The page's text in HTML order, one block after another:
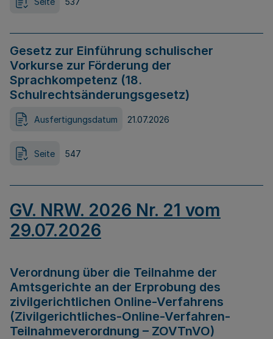
Gesetz zur Einführung schulischer
Vorkurse zur Förderung der
Sprachkompetenz (18.
Schulrechtsänderungsgesetz)
Ausfertigungsdatum 21.07.2026
Seite 547
GV. NRW. 2026 Nr. 21 vom
29.07.2026
Verordnung über die Teilnahme der
Amtsgerichte an der Erprobung des
zivilgerichtlichen Online-Verfahrens
(Zivilgerichtliches-Online-Verfahren-
Teilnahmeverordnung – ZOVTnVO)